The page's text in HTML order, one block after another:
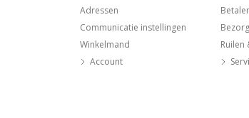
Adressen
Communicatie instellingen
Winkelmand
Account
Ruilen